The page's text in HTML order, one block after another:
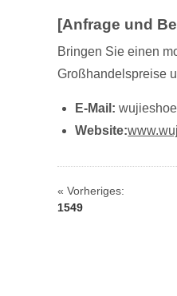
[Anfrage und
Bringen Sie einen
Großhandelspreise
E-Mail:
Website:
« Vorheriges:
1549